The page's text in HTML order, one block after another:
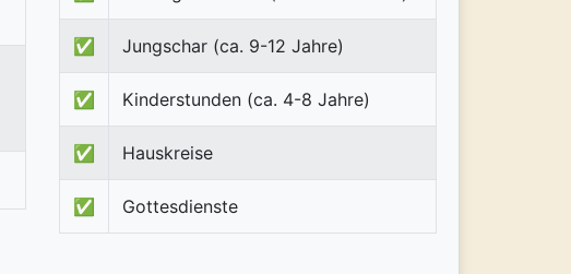
✅ Jungschar (ca. 9-12 Jahre)
✅ Kinderstunden (ca. 4-8 Jahre)
✅ Hauskreise
✅ Gottesdienste